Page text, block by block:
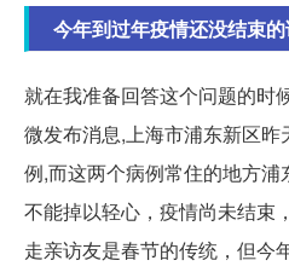
今年到过年疫情还没结束
就在我准备回答这个问题的时
微发布消息,上海市浦东新区
例,而这两个病例常住的地方
不能掉以轻心，疫情尚未结束
走亲访友是春节的传统，但今